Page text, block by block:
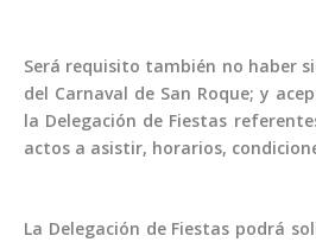
Será requisito también no haber
del Carnaval de San Roque; y
la Delegación de Fiestas
actos a asistir, horarios,
La Delegación de Fiestas podrá